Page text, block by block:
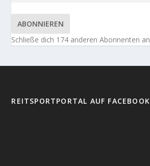
ABONNIEREN
Schließe dich 174 anderen Abonnenten an
REITSPORTPORTAL AUF FACEBOOK